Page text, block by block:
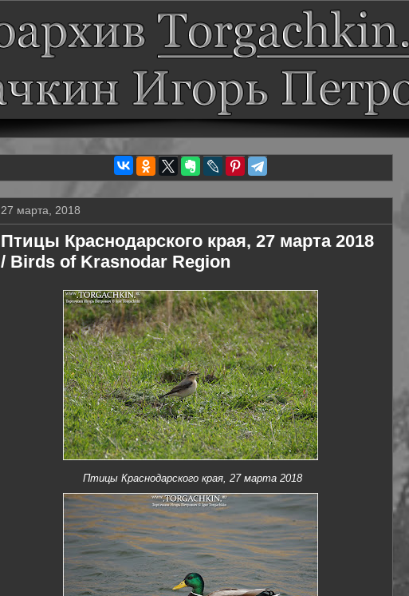
27 марта, 2018
Птицы Краснодарского края, 27 марта 2018
/ Birds of Krasnodar Region
Птицы Краснодарского края, 27 марта 2018